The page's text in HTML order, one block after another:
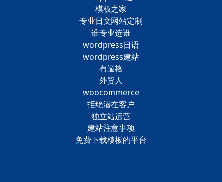
模板之家
专业日文网站定制
谁专业选谁
wordpress日语
wordpress建站
有逼格
外贸人
woocommerce
拒绝潜在客户
独立站运营
建站注意事项
免费下载模板的平台